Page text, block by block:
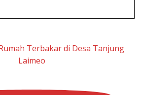
Terbakar di Desa Tanjung
Laimeo